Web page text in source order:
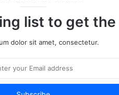
list to get
dolor sit amet, consectetur.